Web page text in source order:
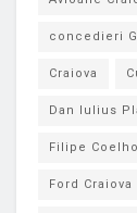
concedieri
Craiova
Dan Iulius
Filipe Coelho
Ford Craiova